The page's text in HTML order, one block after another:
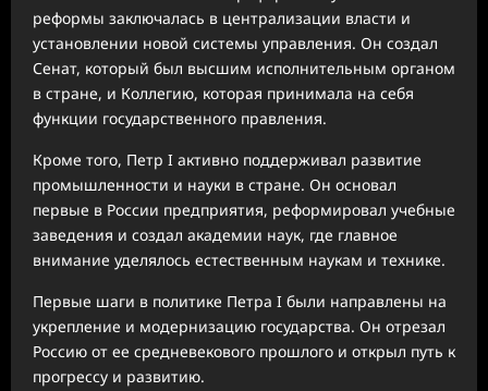
реформы заключалась в централизации власти и
установлении новой системы управления. Он создал
Сенат, который был высшим исполнительным органом
в стране, и Коллегию, которая принимала на себя
функции государственного правления.
Кроме того, Петр I активно поддерживал развитие
промышленности и науки в стране. Он основал
первые в России предприятия, реформировал учебные
заведения и создал академии наук, где главное
внимание уделялось естественным наукам и технике.
Первые шаги в политике Петра I были направлены на
укрепление и модернизацию государства. Он отрезал
Россию от ее средневекового прошлого и открыл путь к
прогрессу и развитию.